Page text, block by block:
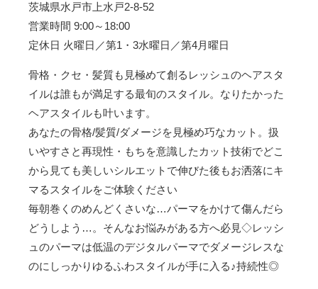
茨城県水戸市上水戸2-8-52
営業時間 9:00～18:00
定休日 火曜日／第1・3水曜日／第4月曜日
骨格・クセ・髪質も見極めて創るレッシュのヘアスタ
イルは誰もが満足する最旬のスタイル。なりたかった
ヘアスタイルも叶います。
あなたの骨格/髪質/ダメージを見極め巧なカット。扱
いやすさと再現性・もちを意識したカット技術でどこ
から見ても美しいシルエットで伸びた後もお洒落にキ
マるスタイルをご体験ください
毎朝巻くのめんどくさいな…パーマをかけて傷んだら
どうしよう…。そんなお悩みがある方へ必見◇レッシ
ュのパーマは低温のデジタルパーマでダメージレスな
のにしっかりゆるふわスタイルが手に入る♪持続性◎